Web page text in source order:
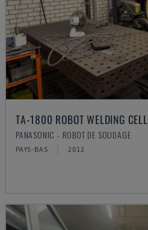
TA-1800 ROBOT WELDING CELL
PANASONIC - ROBOT DE SOUDAGE
PAYS-BAS 2012